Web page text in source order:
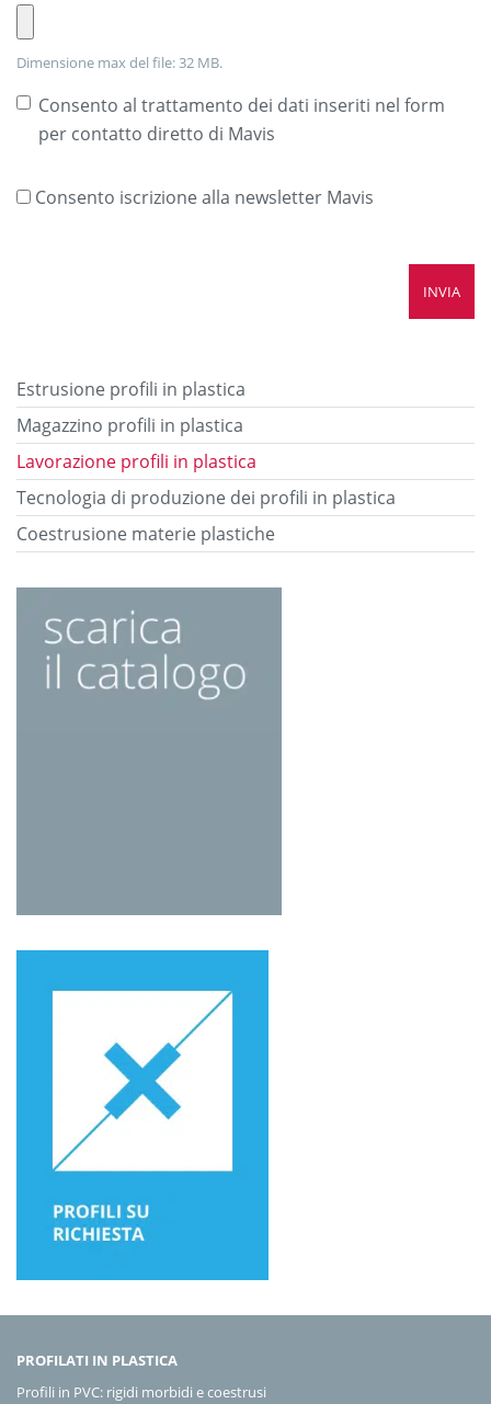
Dimensione max del file: 32 MB.
Consento al trattamento dei dati inseriti nel form
per contatto diretto di Mavis
Consento iscrizione alla newsletter Mavis
Estrusione profili in plastica
Magazzino profili in plastica
Lavorazione profili in plastica
Tecnologia di produzione dei profili in plastica
Coestrusione materie plastiche
PROFILATI IN PLASTICA
Profili in PVC: rigidi morbidi e coestrusi